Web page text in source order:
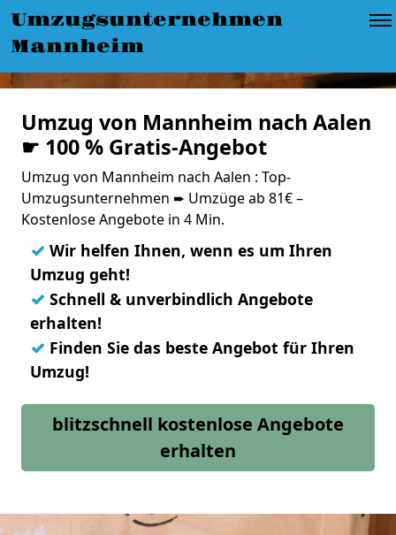
Umzugsunternehmen
Mannheim
Umzug von Mannheim nach Aalen
☛ 100 % Gratis-Angebot
Umzug von Mannheim nach Aalen : Top-
Umzugsunternehmen ➨ Umzüge ab 81€ –
Kostenlose Angebote in 4 Min.
✓ Wir helfen Ihnen, wenn es um Ihren
Umzug geht!
✓ Schnell & unverbindlich Angebote
erhalten!
✓ Finden Sie das beste Angebot für Ihren
Umzug!
blitzschnell kostenlose Angebote
erhalten